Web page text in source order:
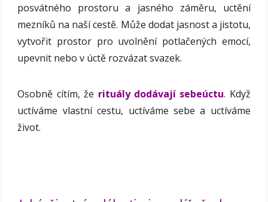
posvátného prostoru a jasného záměru, uctění
mezníků na naší cestě. Může dodat jasnost a jistotu,
vytvořit prostor pro uvolnění potlačených emocí,
upevnit nebo v úctě rozvázat svazek.
Osobně cítím, že rituály dodávají sebeúctu. Když
uctíváme vlastní cestu, uctíváme sebe a uctíváme
život.